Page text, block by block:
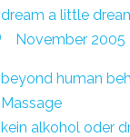
dream a little
November 2005
beyond human
Massage
kein alkohol oder